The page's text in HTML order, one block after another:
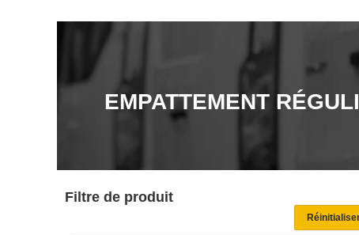
EMPATTEMENT
Filtre de produit